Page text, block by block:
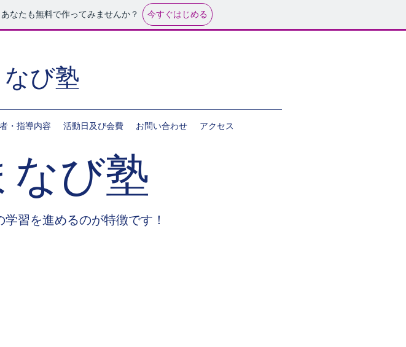
なたも無料で作ってみませんか？ 今すぐはじめる
び塾
・指導内容 活動日及び会費 お問い合わせ アクセス
び塾
習を進めるのが特徴です！